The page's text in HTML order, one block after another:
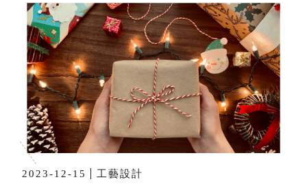
2023-12-15 工藝設計